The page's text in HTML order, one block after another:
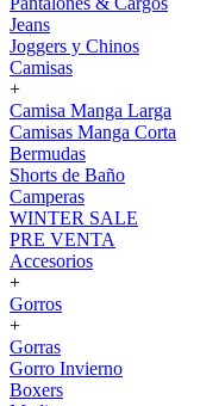
Jeans
Joggers y Chinos
Camisas
+
Camisa Manga Larga
Camisas Manga Corta
Bermudas
Shorts de Baño
Camperas
WINTER SALE
PRE VENTA
Accesorios
+
Gorros
+
Gorras
Gorro Invierno
Boxers